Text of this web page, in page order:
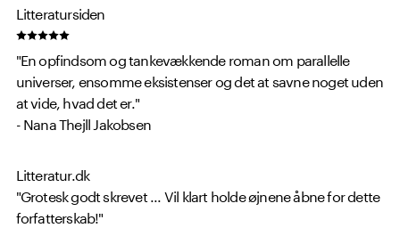
Litteratursiden
"En opfindsom og tankevækkende roman om parallelle
universer, ensomme eksistenser og det at savne noget uden
at vide, hvad det er."
- Nana Thejll Jakobsen
Litteratur.dk
"Grotesk godt skrevet ... Vil klart holde øjnene åbne for dette
forfatterskab!"